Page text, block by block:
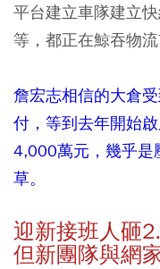
平台建立車隊建立
等，都正在鯨吞物流
詹宏志相信的大倉
付，等到去年開始
4,000萬元，幾乎是
草。
迎新接班人砸
但新團隊與網